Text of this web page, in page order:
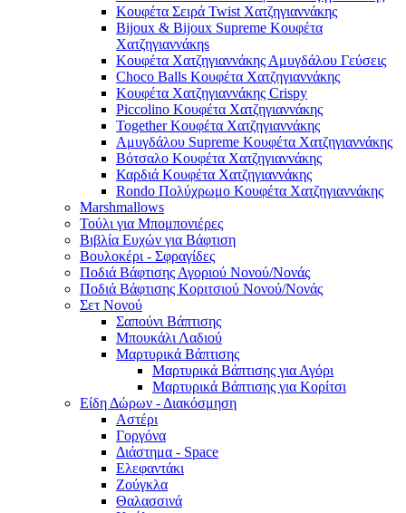
Κουφέτα Σειρά Twist Χατζηγιαννάκης
Bijoux & Bijoux Supreme Κουφέτα
Χατζηγιαννάκηs
Κουφέτα Χατζηγιαννάκης Αμυγδάλου Γεύσεις
Choco Balls Κουφέτα Χατζηγιαννάκης
Κουφέτα Χατζηγιαννάκης Crispy
Piccolino Κουφέτα Χατζηγιαννάκης
Together Κουφέτα Χατζηγιαννάκης
Αμυγδάλου Supreme Κουφέτα Χατζηγιαννάκης
Βότσαλο Κουφέτα Χατζηγιαννάκης
Καρδιά Κουφέτα Χατζηγιαννάκης
Rondo Πολύχρωμο Κουφέτα Χατζηγιαννάκης
Marshmallows
Τούλι για Μπομπονιέρες
Βιβλία Ευχών για Βάφτιση
Βουλοκέρι - Σφραγίδες
Ποδιά Βάφτισης Αγοριού Νονού/Νονάς
Ποδιά Βάφτισης Κοριτσιού Νονού/Νονάς
Σετ Νονού
Σαπούνι Βάπτισης
Μπουκάλι Λαδιού
Μαρτυρικά Βάπτισης
Μαρτυρικά Βάπτισης για Αγόρι
Μαρτυρικά Βάπτισης για Κορίτσι
Είδη Δώρων - Διακόσμηση
Αστέρι
Γοργόνα
Διάστημα - Space
Ελεφαντάκι
Ζούγκλα
Θαλασσινά